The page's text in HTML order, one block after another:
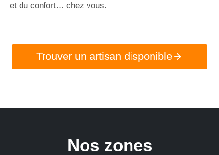
et du confort… chez vous.
Trouver un artisan disponible
Nos zones